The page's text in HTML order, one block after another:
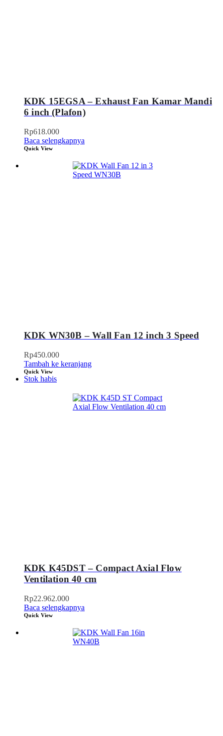
KDK 15EGSA – Exhaust Fan Kamar Mandi
6 inch (Plafon)
Rp618.000
Baca selengkapnya
Quick View
KDK WN30B – Wall Fan 12 inch 3 Speed
Rp450.000
Tambah ke keranjang
Quick View
Stok habis
KDK K45DST – Compact Axial Flow
Ventilation 40 cm
Rp22.962.000
Baca selengkapnya
Quick View